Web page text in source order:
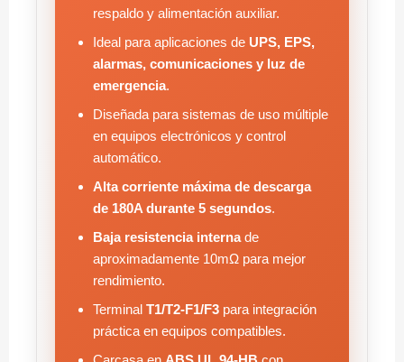
respaldo y alimentación auxiliar.
Ideal para aplicaciones de UPS, EPS,
alarmas, comunicaciones y luz de
emergencia.
Diseñada para sistemas de uso múltiple
en equipos electrónicos y control
automático.
Alta corriente máxima de descarga
de 180A durante 5 segundos.
Baja resistencia internade
aproximadamente 10mΩ para mejor
rendimiento.
Terminal T1/T2-F1/F3 para integración
práctica en equipos compatibles.